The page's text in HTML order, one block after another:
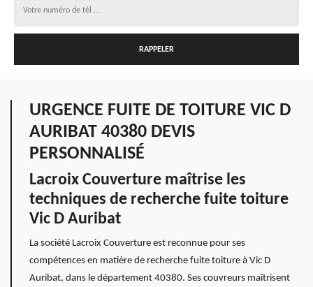
URGENCE FUITE DE TOITURE VIC D
AURIBAT 40380 DEVIS
PERSONNALISÉ
Lacroix Couverture maîtrise les
techniques de recherche fuite toiture
Vic D Auribat
La société Lacroix Couverture est reconnue pour ses
compétences en matière de recherche fuite toiture à Vic D
Auribat, dans le département 40380. Ses couvreurs maîtrisent